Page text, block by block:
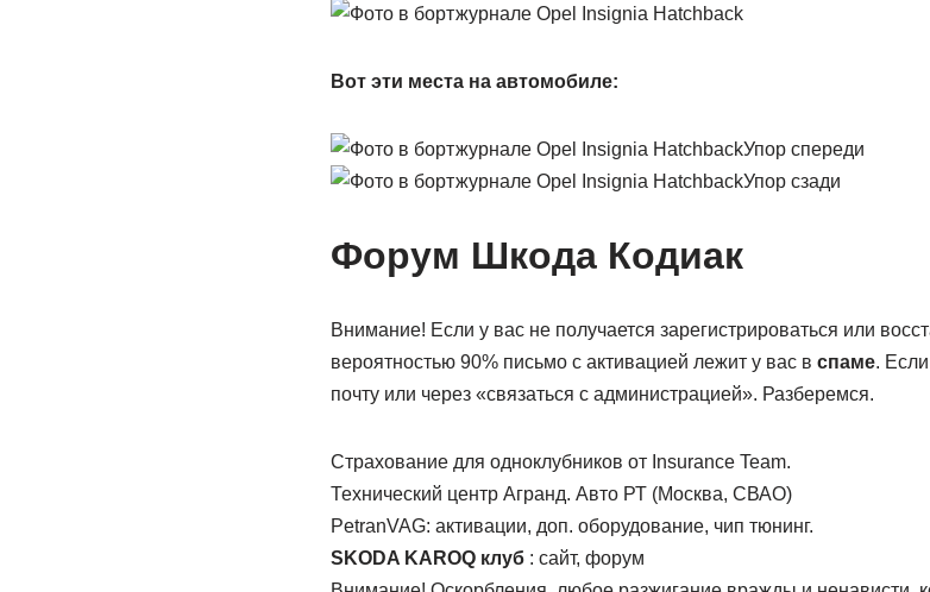
Вот эти места на автомобиле:
Упор спереди
Упор сзади
Форум Шкода Кодиак
Внимание! Если у вас не получается зарегистрироваться или
вероятностью 90% письмо с активацией лежит у вас в спаме.
почту или через «связаться с администрацией». Разберемся.
Страхование для одноклубников от Insurance Team.
Технический центр Агранд. Авто РТ (Москва, СВАО)
PetranVAG: активации, доп. оборудование, чип тюнинг.
SKODA KAROQ клуб: сайт, форум